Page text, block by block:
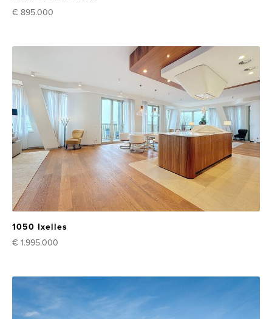
€ 895.000
1050 Ixelles
€ 1.995.000